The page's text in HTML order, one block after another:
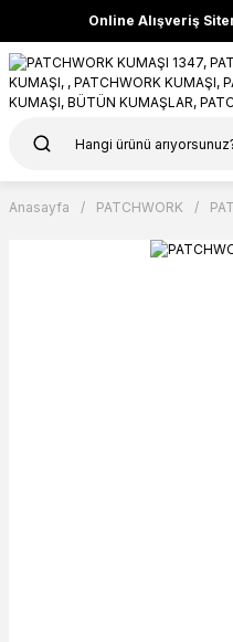
Online Alışveriş
Anasayfa PATCHWORK